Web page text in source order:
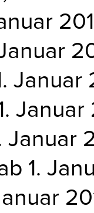
Januar
Januar
Januar
1.